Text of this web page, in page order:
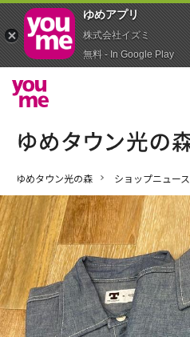
ゆめタウン光の森 ショップニュース
ゆめアプ‪リ‬
株式会社イズミ
無料 - In Google Play